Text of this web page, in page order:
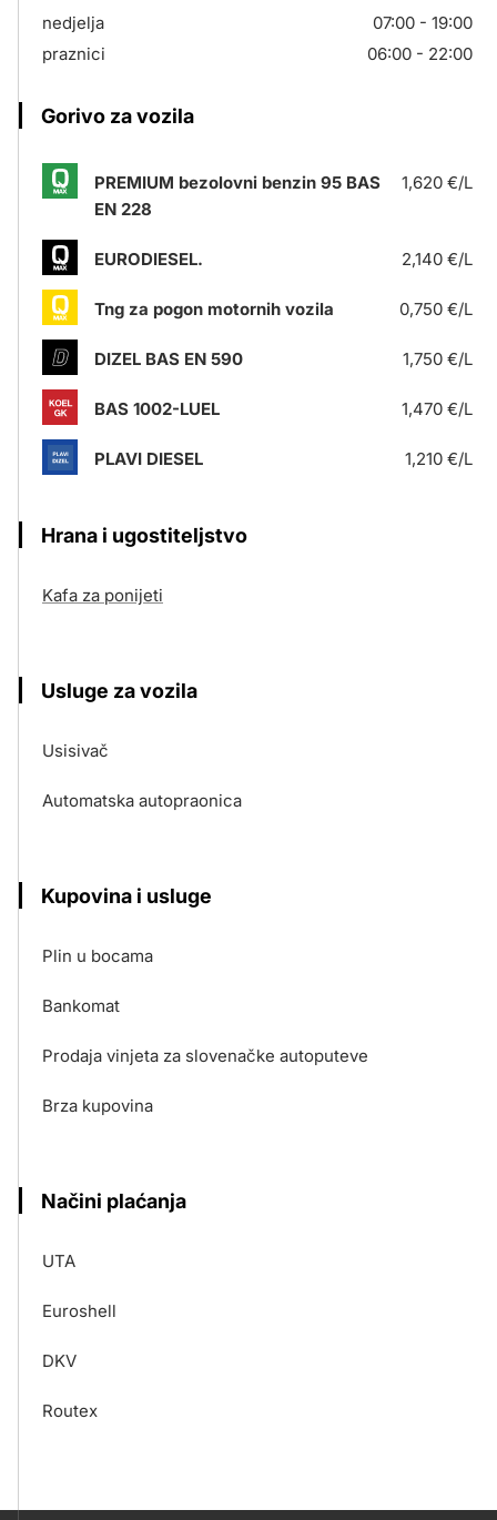
nedjelja
07:00 - 19:00
praznici
06:00 - 22:00
Gorivo za vozila
PREMIUM bezolovni benzin 95 BAS
EN 228
1,620 €/L
EURODIESEL. 2,140 €/L
Tng za pogon motornih vozila 0,750 €/L
DIZEL BAS EN 590 1,750 €/L
BAS 1002-LUEL 1,470 €/L
PLAVI DIESEL 1,210 €/L
Hrana i ugostiteljstvo
Kafa za ponijeti
Usluge za vozila
Usisivač
Automatska autopraonica
Kupovina i usluge
Plin u bocama
Bankomat
Prodaja vinjeta za slovenačke autoputeve
Brza kupovina
Načini plaćanja
UTA
Euroshell
DKV
Routex